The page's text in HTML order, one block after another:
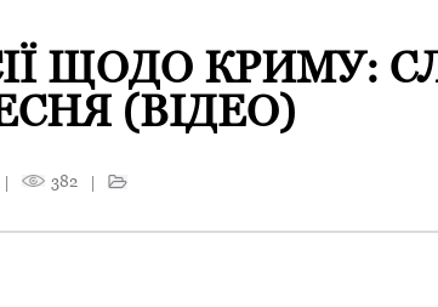
ЩОДО КРИМУ:
(ВІДЕО)
| 382 |